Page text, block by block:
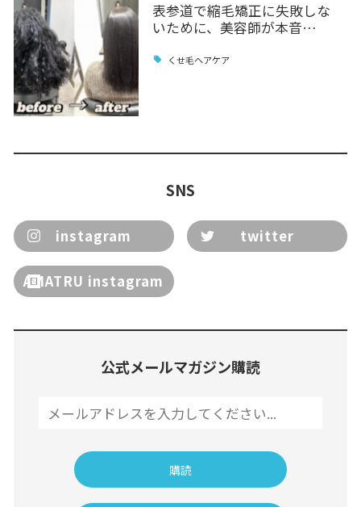
表参道で縮毛矯正に失敗しな
いために、美容師が本音…
くせ毛ヘアケア
SNS
instagram twitter
AMATRU instagram
公式メールマガジン購読